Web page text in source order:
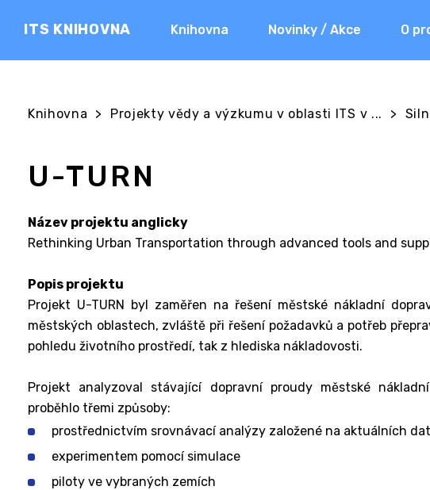
ITS KNIHOVNA Knihovna Novinky / Akce O
Knihovna > Projekty vědy a výzkumu v oblasti ITS v ... >
U-TURN
Název projektu anglicky
Rethinking Urban Transportation through advanced tools and
Popis projektu
Projekt U-TURN byl zaměřen na řešení městské nákladní
městských oblastech, zvláště při řešení požadavků a potřeb
pohledu životního prostředí, tak z hlediska nákladovosti.
Projekt analyzoval stávající dopravní proudy městské
proběhlo třemi způsoby:
prostřednictvím srovnávací analýzy založené na aktuálních
experimentem pomocí simulace
piloty ve vybraných zemích